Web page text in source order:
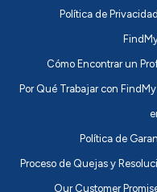
Política de
Cómo Encontrar un
Por Qué Trabajar con
Política de
Proceso de Quejas y
Our Customer